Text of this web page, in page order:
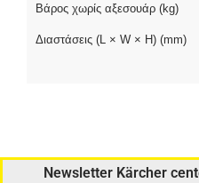
Βάρος χωρίς αξεσουάρ (kg)
Διαστάσεις (L × W × H) (mm)
Newsletter Kärcher